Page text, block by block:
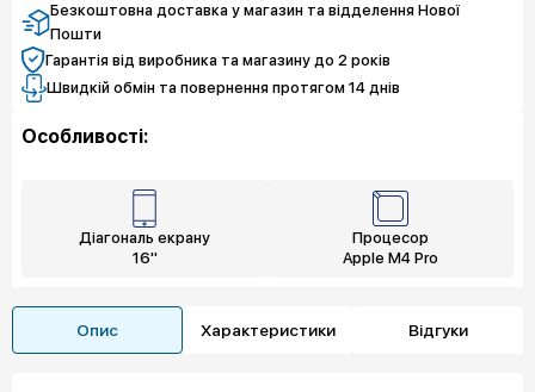
Безкоштовна доставка у магазин та відделення Нової
Пошти
Гарантія від виробника та магазину до 2 років
Швидкій обмін та повернення протягом 14 днів
Особливості:
Діагональ екрану
16"
Процесор
Apple M4 Pro
Опис Характеристики Відгуки